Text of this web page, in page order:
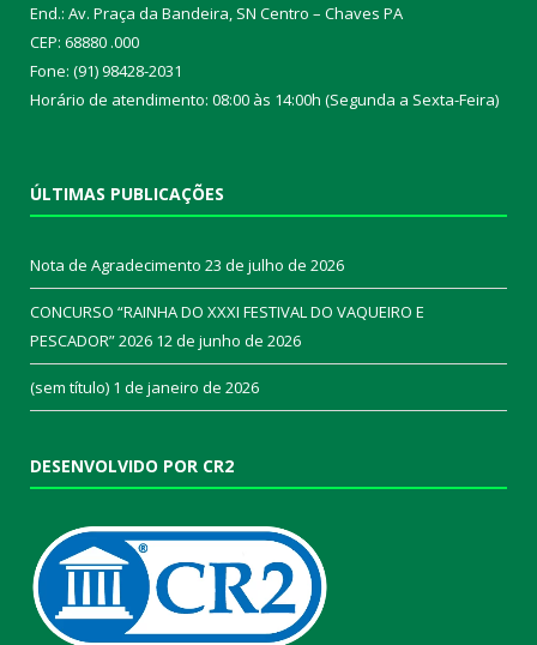
End.: Av. Praça da Bandeira, SN Centro – Chaves PA
CEP: 68880 .000
Fone: (91) 98428-2031
Horário de atendimento: 08:00 às 14:00h (Segunda a Sexta-Feira)
ÚLTIMAS PUBLICAÇÕES
Nota de Agradecimento 23 de julho de 2026
CONCURSO “RAINHA DO XXXI FESTIVAL DO VAQUEIRO E
PESCADOR” 2026 12 de junho de 2026
(sem título) 1 de janeiro de 2026
DESENVOLVIDO POR CR2